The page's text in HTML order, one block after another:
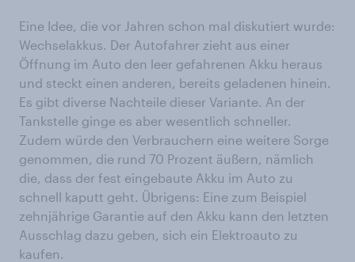
Eine Idee, die vor Jahren schon mal diskutiert wurde:
Wechselakkus. Der Autofahrer zieht aus einer
Öffnung im Auto den leer gefahrenen Akku heraus
und steckt einen anderen, bereits geladenen hinein.
Es gibt diverse Nachteile dieser Variante. An der
Tankstelle ginge es aber wesentlich schneller.
Zudem würde den Verbrauchern eine weitere Sorge
genommen, die rund 70 Prozent äußern, nämlich
die, dass der fest eingebaute Akku im Auto zu
schnell kaputt geht. Übrigens: Eine zum Beispiel
zehnjährige Garantie auf den Akku kann den letzten
Ausschlag dazu geben, sich ein Elektroauto zu
kaufen.